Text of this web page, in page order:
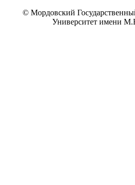
© Мордовский
Университет имени